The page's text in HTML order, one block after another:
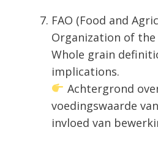
FAO (Food and
Organization of the
Whole grain
implications.
Achtergrond
voedingswaarde
invloed van